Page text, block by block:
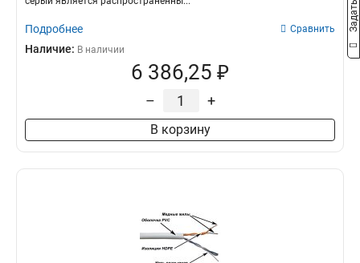
Подробнее Сравнить
Наличие: В наличии
6 386,25 ₽
– +
В корзину